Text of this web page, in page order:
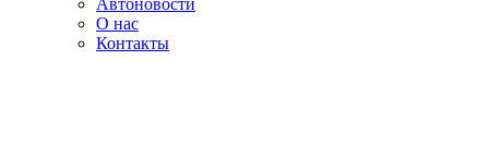
Автоновости
О нас
Контакты